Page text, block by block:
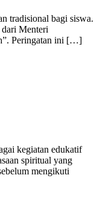
tradisional bagi siswa.
Menteri
Peringatan ini […]
kegiatan edukatif
spiritual yang
mengikuti